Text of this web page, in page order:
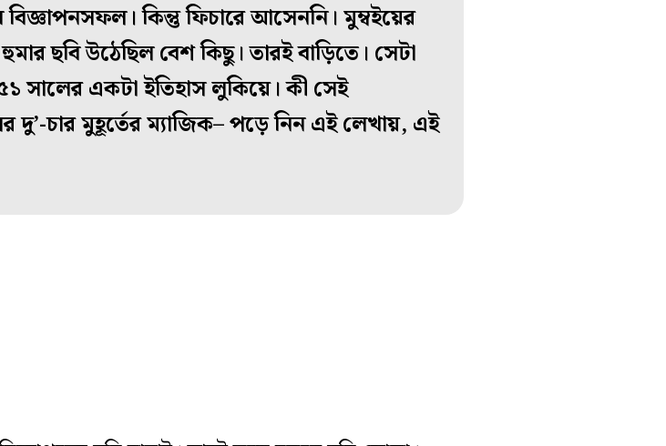
কিন্তু ফিচারে আসেননি। মুম্বইয়ের
ছবি উঠেছিল বেশ কিছু। তারই বাড়িতে। সেটা
সালের একটা ইতিহাস লুকিয়ে। কী সেই
দু’-চার মুহূর্তের ম্যাজিক– পড়ে নিন এই লেখায়, এই